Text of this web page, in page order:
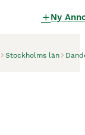
Ny
Stockholms län